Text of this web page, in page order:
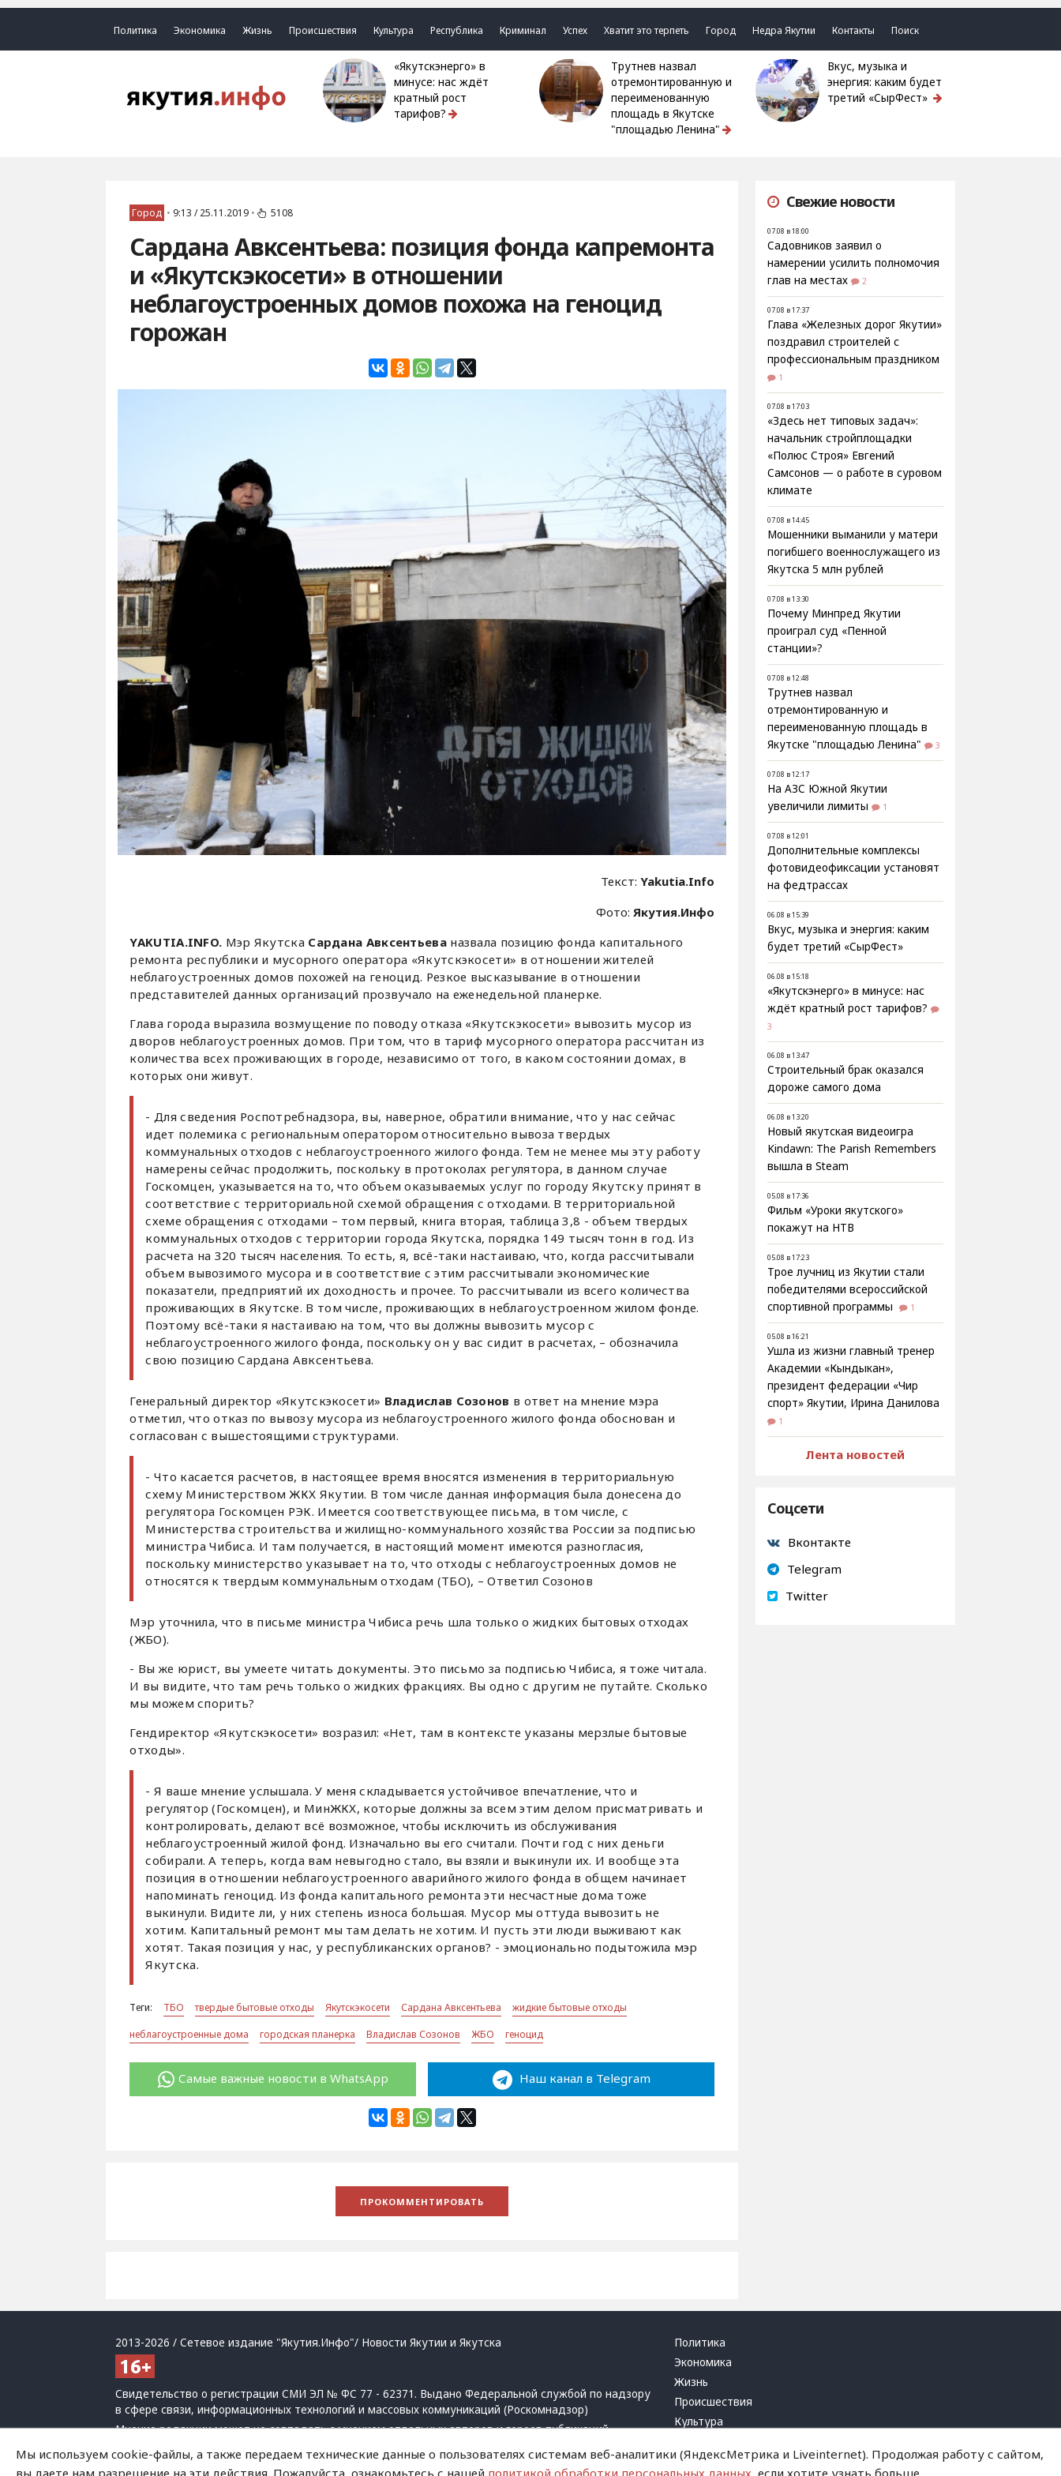
Политика Экономика Жизнь Происшествия Культура Республика Криминал Успех Хватит это терпеть Город Недра Якутии Контакты Поиск
«Якутскэнерго» в
минусе: нас ждёт
кратный рост
тарифов?
Трутнев назвал
отремонтированную и
переименованную
площадь в Якутске
"площадью Ленина"
Вкус, музыка и
энергия: каким будет
третий «СырФест»
Город • 9:13 / 25.11.2019 • 5108
Сардана Авксентьева: позиция фонда капремонта
и «Якутскэкосети» в отношении
неблагоустроенных домов похожа на геноцид
горожан
Текст:Yakutia.Info
Фото:Якутия.Инфо
YAKUTIA.INFO. Мэр Якутска Сардана Авксентьеваназвала позицию фонда капитального
ремонта республики и мусорного оператора «Якутскэкосети» в отношении жителей
неблагоустроенных домов похожей на геноцид. Резкое высказывание в отношении
представителей данных организаций прозвучало на еженедельной планерке.
Глава города выразила возмущение по поводу отказа «Якутскэкосети» вывозить мусор из
дворов неблагоустроенных домов. При том, что в тариф мусорного оператора рассчитан из
количества всех проживающих в городе, независимо от того, в каком состоянии домах, в
которых они живут.
- Для сведения Роспотребнадзора, вы, наверное, обратили внимание, что у нас сейчас
идет полемика с региональным оператором относительно вывоза твердых
коммунальных отходов с неблагоустроенного жилого фонда. Тем не менее мы эту работу
намерены сейчас продолжить, поскольку в протоколах регулятора, в данном случае
Госкомцен, указывается на то, что объем оказываемых услуг по городу Якутску принят в
соответствие с территориальной схемой обращения с отходами. В территориальной
схеме обращения с отходами – том первый, книга вторая, таблица 3,8 - объем твердых
коммунальных отходов с территории города Якутска, порядка 149 тысяч тонн в год. Из
расчета на 320 тысяч населения. То есть, я, всё-таки настаиваю, что, когда рассчитывали
объем вывозимого мусора и в соответствие с этим рассчитывали экономические
показатели, предприятий их доходность и прочее. То рассчитывали из всего количества
проживающих в Якутске. В том числе, проживающих в неблагоустроенном жилом фонде.
Поэтому всё-таки я настаиваю на том, что вы должны вывозить мусор с
неблагоустроенного жилого фонда, поскольку он у вас сидит в расчетах, – обозначила
свою позицию Сардана Авксентьева.
Генеральный директор «Якутскэкосети» Владислав Созонов в ответ на мнение мэра
отметил, что отказ по вывозу мусора из неблагоустроенного жилого фонда обоснован и
согласован с вышестоящими структурами.
- Что касается расчетов, в настоящее время вносятся изменения в территориальную
схему Министерством ЖКХ Якутии. В том числе данная информация была донесена до
регулятора Госкомцен РЭК. Имеется соответствующее письма, в том числе, с
Министерства строительства и жилищно-коммунального хозяйства России за подписью
министра Чибиса. И там получается, в настоящий момент имеются разногласия,
поскольку министерство указывает на то, что отходы с неблагоустроенных домов не
относятся к твердым коммунальным отходам (ТБО), – Ответил Созонов
Мэр уточнила, что в письме министра Чибиса речь шла только о жидких бытовых отходах
(ЖБО).
- Вы же юрист, вы умеете читать документы. Это письмо за подписью Чибиса, я тоже читала.
И вы видите, что там речь только о жидких фракциях. Вы одно с другим не путайте. Сколько
мы можем спорить?
Гендиректор «Якутскэкосети» возразил: «Нет, там в контексте указаны мерзлые бытовые
отходы».
- Я ваше мнение услышала. У меня складывается устойчивое впечатление, что и
регулятор (Госкомцен), и МинЖКХ, которые должны за всем этим делом присматривать и
контролировать, делают всё возможное, чтобы исключить из обслуживания
неблагоустроенный жилой фонд. Изначально вы его считали. Почти год с них деньги
собирали. А теперь, когда вам невыгодно стало, вы взяли и выкинули их. И вообще эта
позиция в отношении неблагоустроенного аварийного жилого фонда в общем начинает
напоминать геноцид. Из фонда капитального ремонта эти несчастные дома тоже
выкинули. Видите ли, у них степень износа большая. Мусор мы оттуда вывозить не
хотим. Капитальный ремонт мы там делать не хотим. И пусть эти люди выживают как
хотят. Такая позиция у нас, у республиканских органов? - эмоционально подытожила мэр
Якутска.
Теги: ТБО твердые бытовые отходы Якутскэкосети Сардана Авксентьева
жидкие бытовые отходы
неблагоустроенные дома
городская планерка Владислав Созонов ЖБО геноцид
Самые важные новости в WhatsApp Наш канал в Telegram
Свежие новости
07.08 в 18:00
Садовников заявил о
намерении усилить полномочия
глав на местах
2
07.08 в 17:37
Глава «Железных дорог Якутии»
поздравил строителей с
профессиональным праздником
1
07.08 в 17:03
«Здесь нет типовых задач»:
начальник стройплощадки
«Полюс Строя» Евгений
Самсонов — о работе в суровом
климате
07.08 в 14:45
Мошенники выманили у матери
погибшего военнослужащего из
Якутска 5 млн рублей
07.08 в 13:30
Почему Минпред Якутии
проиграл суд «Пенной
станции»?
07.08 в 12:48
Трутнев назвал
отремонтированную и
переименованную площадь в
Якутске "площадью Ленина"
3
07.08 в 12:17
На АЗС Южной Якутии
увеличили лимиты
1
07.08 в 12:01
Дополнительные комплексы
фотовидеофиксации установят
на федтрассах
06.08 в 15:39
Вкус, музыка и энергия: каким
будет третий «СырФест»
06.08 в 15:18
«Якутскэнерго» в минусе: нас
ждёт кратный рост тарифов?
3
06.08 в 13:47
Строительный брак оказался
дороже самого дома
06.08 в 13:20
Новый якутская видеоигра
Kindawn: The Parish Remembers
вышла в Steam
05.08 в 17:36
Фильм «Уроки якутского»
покажут на НТВ
05.08 в 17:23
Трое лучниц из Якутии стали
победителями всероссийской
спортивной программы
1
05.08 в 16:21
Ушла из жизни главный тренер
Академии «Кындыкан»,
президент федерации «Чир
спорт» Якутии, Ирина Данилова
1
Лента новостей
Соцсети
Вконтакте
Telegram
Twitter
2013-2026 / Сетевое издание "Якутия.Инфо"/ Новости Якутии и Якутска
Свидетельство о регистрации СМИ ЭЛ № ФС 77 - 62371. Выдано Федеральной службой по надзору
в сфере связи, информационных технологий и массовых коммуникаций (Роскомнадзор)
Мнение редакции может не совпадать с мнением отдельных авторов и героев публикаций.
При использовании материалов обязательна активная ссылка на сайт.
Политика обработки персональных данных
Политика
Экономика
Жизнь
Происшествия
Культура
Криминал
Мы используем cookie-файлы, а также передаем технические данные о пользователях системам веб-аналитики (ЯндексМетрика и Liveinternet). Продолжая работу с сайтом,
вы даете нам разрешение на эти действия. Пожалуйста, ознакомьтесь с нашей политикой обработки персональных данных , если хотите узнать больше.